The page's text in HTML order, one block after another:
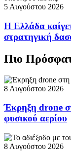
5 Αυγούστου 2026
Η Ελλάδα
στρατηγική
Πιο
8 Αυγούστου 2026
Έκρηξη drone
φυσικού αερίου
8 Αυγούστου 2026